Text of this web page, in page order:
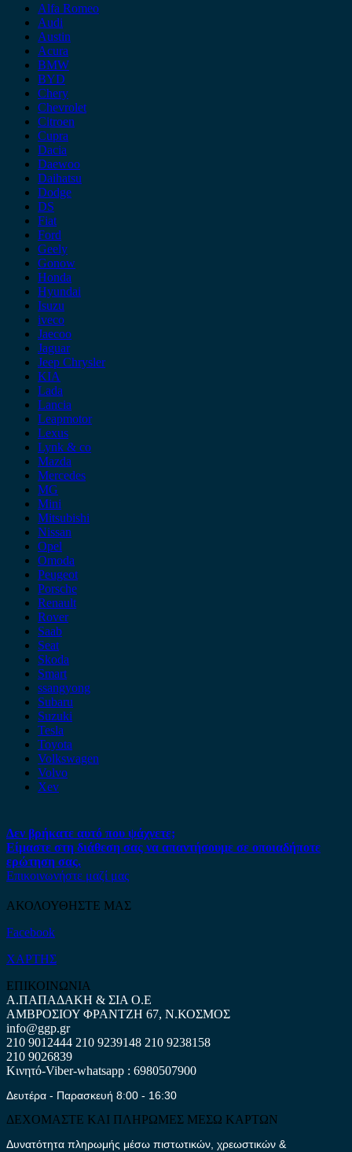
Alfa Romeo
Audi
Austin
Acura
BMW
BYD
Chery
Chevrolet
Citroen
Cupra
Dacia
Daewoo
Daihatsu
Dodge
DS
Fiat
Ford
Geely
Gonow
Honda
Hyundai
Isuzu
iveco
Jaecoo
Jaguar
Jeep Chrysler
KIA
Lada
Lancia
Leapmotor
Lexus
Lynk & co
Mazda
Mercedes
MG
Mini
Mitsubishi
Nissan
Opel
Omoda
Peugeot
Porsche
Renault
Rover
Saab
Seat
Skoda
Smart
ssangyong
Subaru
Suzuki
Tesla
Toyota
Volkswagen
Volvo
Xev
Δεν βρήκατε αυτό που ψάχνετε;
Είμαστε στη διάθεση σας να απαντήσουμε σε οποιαδήποτε
ερώτηση σας.
Επικοινωνήστε μαζί μας
ΑΚΟΛΟΥΘΗΣΤΕ ΜΑΣ
Facebook
ΧΑΡΤΗΣ
ΕΠΙΚΟΙΝΩΝΙΑ
Α.ΠΑΠΑΔΑΚΗ & ΣΙΑ Ο.Ε
ΑΜΒΡΟΣΙΟΥ ΦΡΑΝΤΖΗ 67, Ν.ΚΟΣΜΟΣ
info@ggp.gr
210 9012444 210 9239148 210 9238158
210 9026839
Κινητό-Viber-whatsapp : 6980507900
Δευτέρα - Παρασκευή 8:00 - 16:30
ΔΕΧΟΜΑΣΤΕ ΚΑΙ ΠΛΗΡΩΜΕΣ ΜΕΣΩ ΚΑΡΤΩΝ
Δυνατότητα πληρωμής μέσω πιστωτικών, χρεωστικών &